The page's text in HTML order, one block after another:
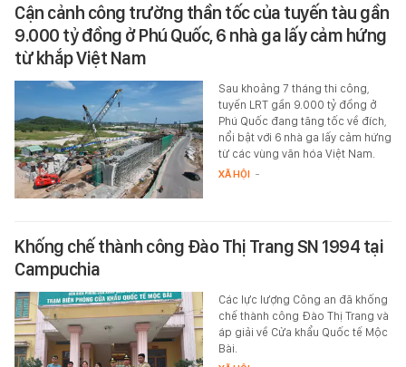
Cận cảnh công trường thần tốc của tuyến tàu gần
9.000 tỷ đồng ở Phú Quốc, 6 nhà ga lấy cảm hứng
từ khắp Việt Nam
Sau khoảng 7 tháng thi công,
tuyến LRT gần 9.000 tỷ đồng ở
Phú Quốc đang tăng tốc về đích,
nổi bật với 6 nhà ga lấy cảm hứng
từ các vùng văn hóa Việt Nam.
XÃ HỘI -
Khống chế thành công Đào Thị Trang SN 1994 tại
Campuchia
Các lực lượng Công an đã khống
chế thành công Đào Thị Trang và
áp giải về Cửa khẩu Quốc tế Mộc
Bài.